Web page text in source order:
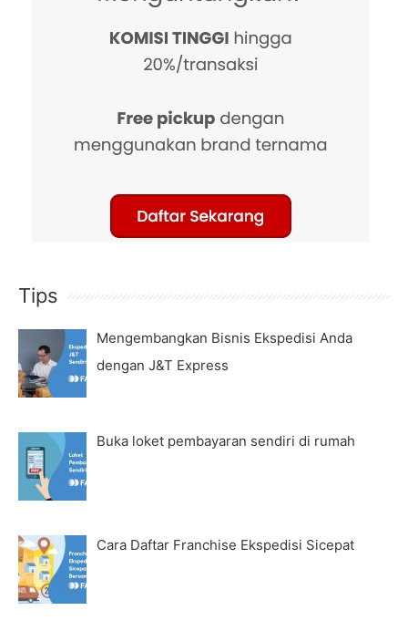
Tips
Mengembangkan Bisnis Ekspedisi Anda
dengan J&T Express
Buka loket pembayaran sendiri di rumah
Cara Daftar Franchise Ekspedisi Sicepat